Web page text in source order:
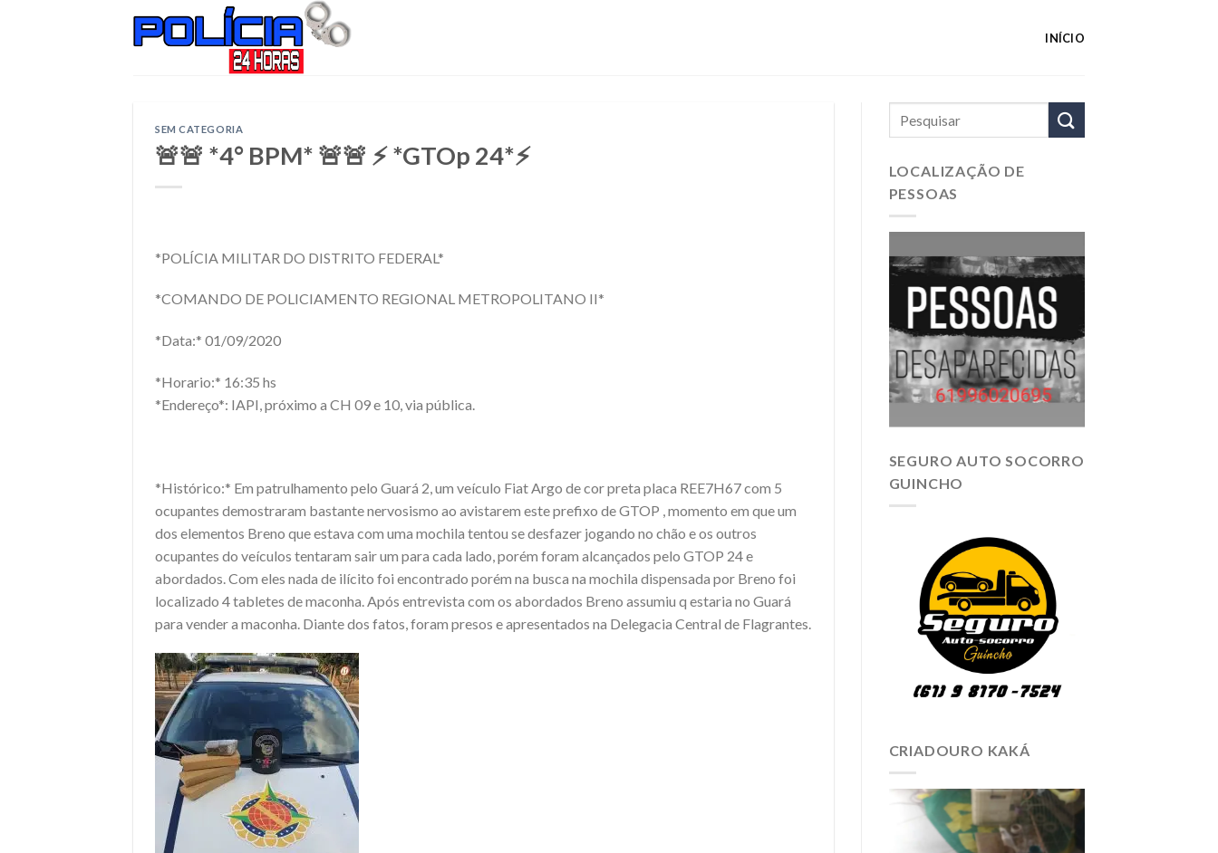
INÍCIO
SEM CATEGORIA
🚨🚨 *4° BPM* 🚨🚨 ⚡ *GTOp 24*⚡
*POLÍCIA MILITAR DO DISTRITO FEDERAL*
*COMANDO DE POLICIAMENTO REGIONAL METROPOLITANO II*
*Data:* 01/09/2020
*Horario:* 16:35 hs
*Endereço*: IAPI, próximo a CH 09 e 10, via pública.
*Histórico:* Em patrulhamento pelo Guará 2, um veículo Fiat Argo de cor preta placa REE7H67 com 5
ocupantes demostraram bastante nervosismo ao avistarem este prefixo de GTOP , momento em que um
dos elementos Breno que estava com uma mochila tentou se desfazer jogando no chão e os outros
ocupantes do veículos tentaram sair um para cada lado, porém foram alcançados pelo GTOP 24 e
abordados. Com eles nada de ilícito foi encontrado porém na busca na mochila dispensada por Breno foi
localizado 4 tabletes de maconha. Após entrevista com os abordados Breno assumiu q estaria no Guará
para vender a maconha. Diante dos fatos, foram presos e apresentados na Delegacia Central de Flagrantes.
LOCALIZAÇÃO DE
PESSOAS
SEGURO AUTO SOCORRO
GUINCHO
CRIADOURO KAKÁ